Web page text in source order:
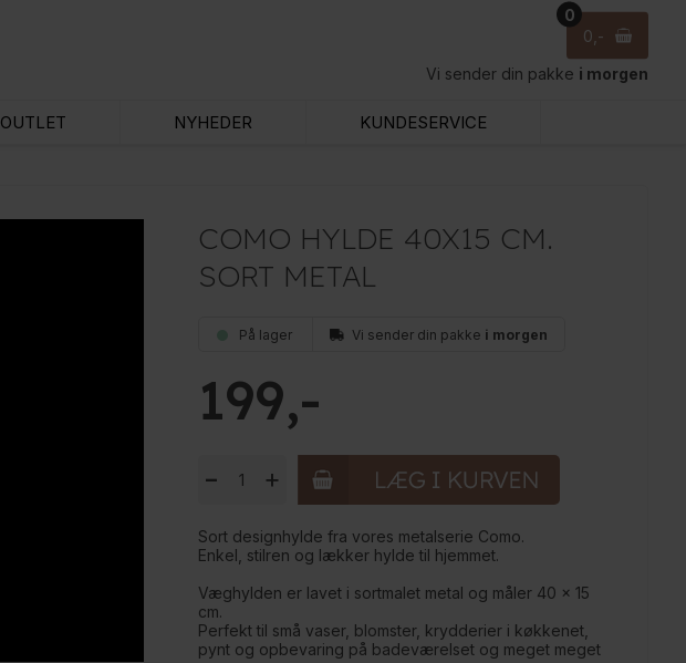
0
0
Vi sender din pakke i morgen
OUTLET NYHEDER KUNDESERVICE
COMO HYLDE 40X15 CM.
SORT METAL
På lager Vi sender din pakke i morgen
199
+
-
Sort designhylde fra vores metalserie Como.
Enkel, stilren og lækker hylde til hjemmet.
Væghylden er lavet i sortmalet metal og måler 40 x 15
cm.
Perfekt til små vaser, blomster, krydderier i køkkenet,
pynt og opbevaring på badeværelset og meget meget